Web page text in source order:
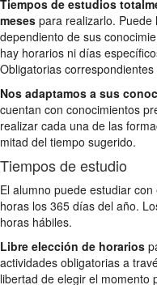
Tiempos de estudios
meses para realizarlo.
dependiento de sus
hay horarios ni días
Obligatorias
Nos adaptamos a sus
cuentan con conocimientos
realizar cada una de las
mitad del tiempo sugerido.
Tiempos de estudio
El alumno puede estudiar
horas los 365 días del año.
horas hábiles.
Libre elección de horarios
actividades obligatorias a
libertad de elegir el momento